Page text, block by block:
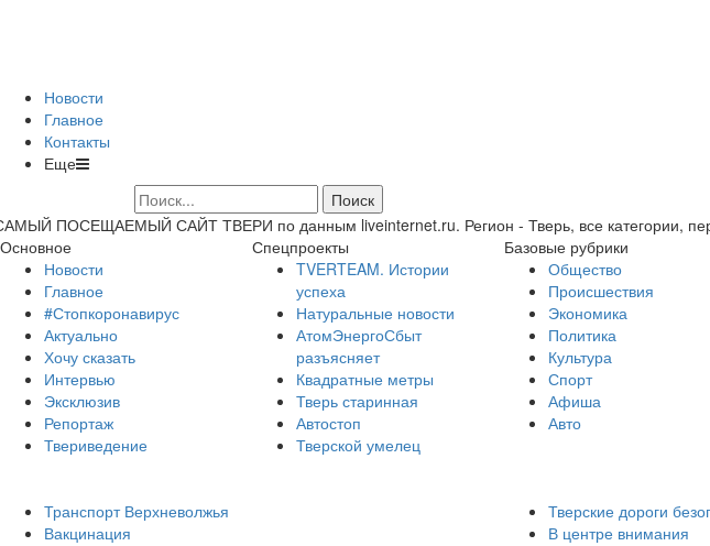
Новости
Главное
Контакты
Еще
ПОСЕЩАЕМЫЙ САЙТ ТВЕРИ по данным liveinternet.ru. Регион - Тверь, все категории,
Основное
Новости
Главное
#Стопкоронавирус
Актуально
Хочу сказать
Интервью
Эксклюзив
Репортаж
Твериведение
Спецпроекты
TVERTEAM. Истории
успеха
Натуральные новости
АтомЭнергоСбыт
разъясняет
Квадратные метры
Тверь старинная
Автостоп
Тверской умелец
Базовые рубрики
Общество
Происшествия
Экономика
Политика
Культура
Спорт
Афиша
Авто
Транспорт Верхневолжья
Вакцинация
Тверские дороги
В центре внимания